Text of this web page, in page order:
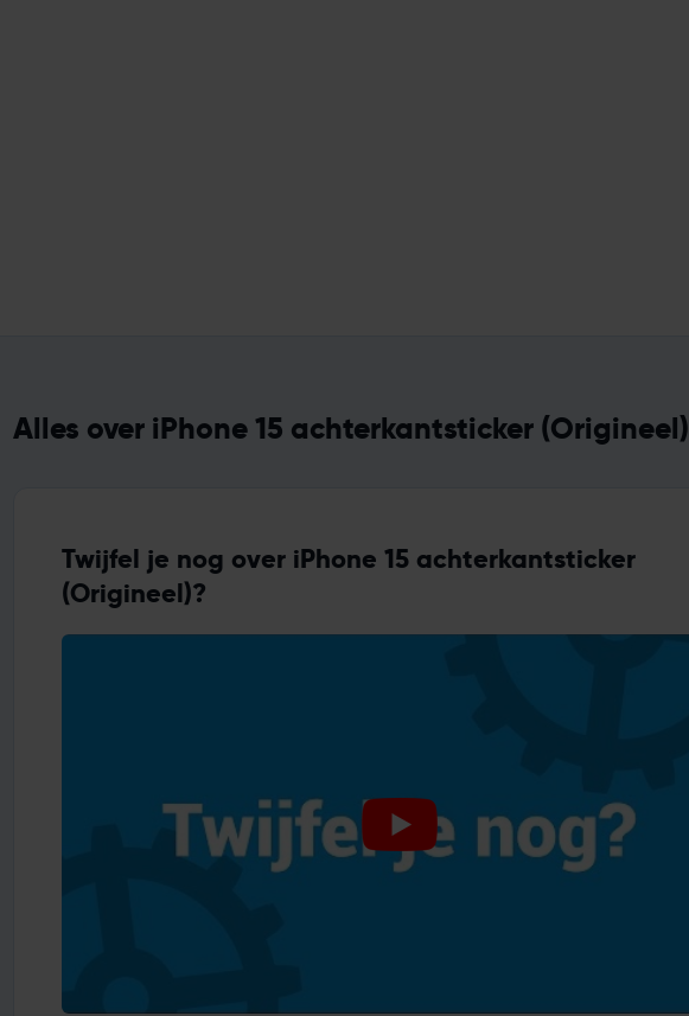
Alles over iPhone 15 achterkantsticker (Origineel)
Twijfel je nog over iPhone 15 achterkantsticker
(Origineel)?